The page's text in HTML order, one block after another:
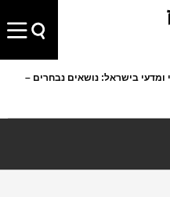
ומדעי בישראל: נושאים נבחרים –